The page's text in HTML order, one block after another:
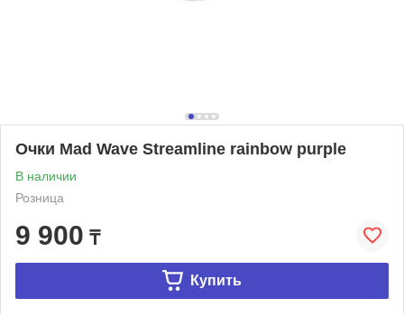
Очки Mad Wave Streamline rainbow purple
В наличии
Розница
9 900 ₸
Купить